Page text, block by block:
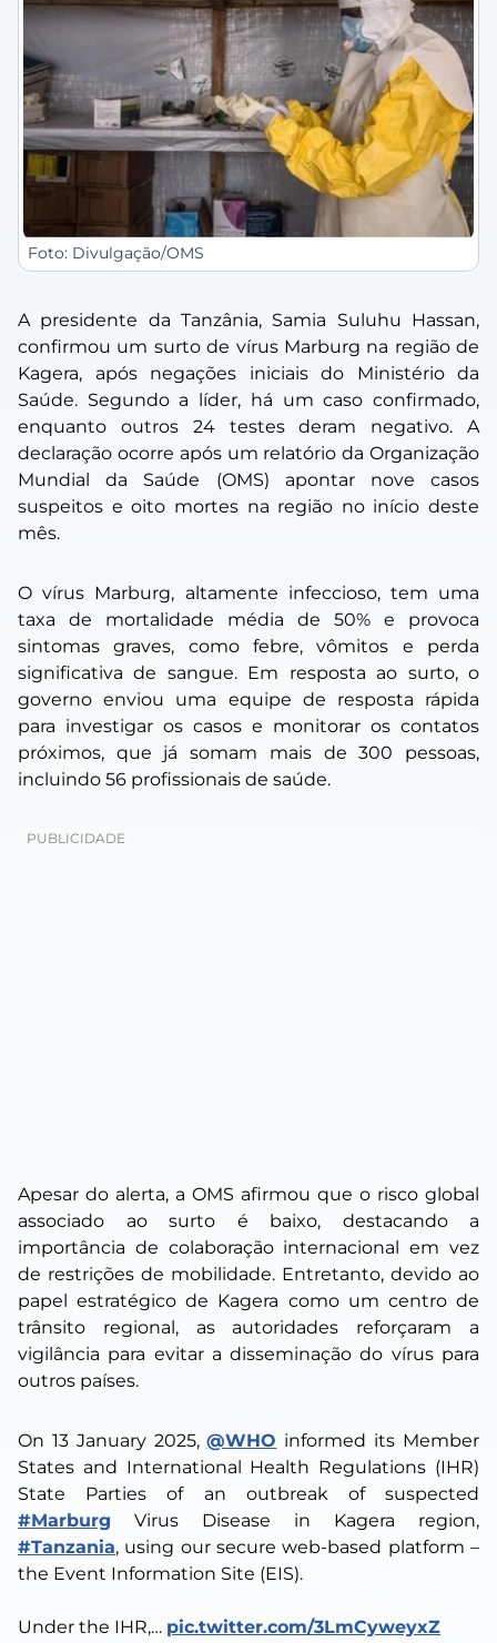
Foto: Divulgação/OMS
A presidente da Tanzânia, Samia Suluhu Hassan,
confirmou um surto de vírus Marburg na região de
Kagera, após negações iniciais do Ministério da
Saúde. Segundo a líder, há um caso confirmado,
enquanto outros 24 testes deram negativo. A
declaração ocorre após um relatório da Organização
Mundial da Saúde (OMS) apontar nove casos
suspeitos e oito mortes na região no início deste
mês.
O vírus Marburg, altamente infeccioso, tem uma
taxa de mortalidade média de 50% e provoca
sintomas graves, como febre, vômitos e perda
significativa de sangue. Em resposta ao surto, o
governo enviou uma equipe de resposta rápida
para investigar os casos e monitorar os contatos
próximos, que já somam mais de 300 pessoas,
incluindo 56 profissionais de saúde.
Apesar do alerta, a OMS afirmou que o risco global
associado ao surto é baixo, destacando a
importância de colaboração internacional em vez
de restrições de mobilidade. Entretanto, devido ao
papel estratégico de Kagera como um centro de
trânsito regional, as autoridades reforçaram a
vigilância para evitar a disseminação do vírus para
outros países.
On 13 January 2025,@WHO informed its Member
States and International Health Regulations (IHR)
State Parties of an outbreak of suspected
#Marburg Virus Disease in Kagera region,
#Tanzania, using our secure web-based platform –
the Event Information Site (EIS).
Under the IHR,… pic.twitter.com/3LmCyweyxZ